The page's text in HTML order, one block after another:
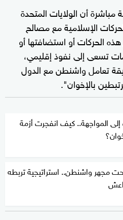
أن الولايات المتحدة
الإسلامية مع مصالح
الحركات أو استضافتها أو
تسعى إلى نفوذ إقليمي،
تعامل واشنطن مع الدول
بالإخوان".
المواجهة.. كيف انفجرت أزمة
مجهر واشنطن.. استراتيجية تربطه